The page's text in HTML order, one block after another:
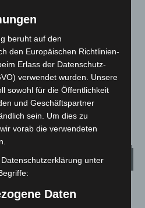
Abschaltung von
Market“ erhoben
Wetter
beruht auf den
den Europäischen Richtlinien-
Erlass der Datenschutz-
verwendet wurden. Unsere
sowohl für die Öffentlichkeit
und Geschäftspartner
sein. Um dies zu
vorab die verwendeten
unter
Daten